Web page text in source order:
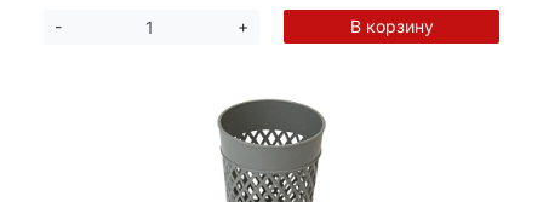
- + В корзину